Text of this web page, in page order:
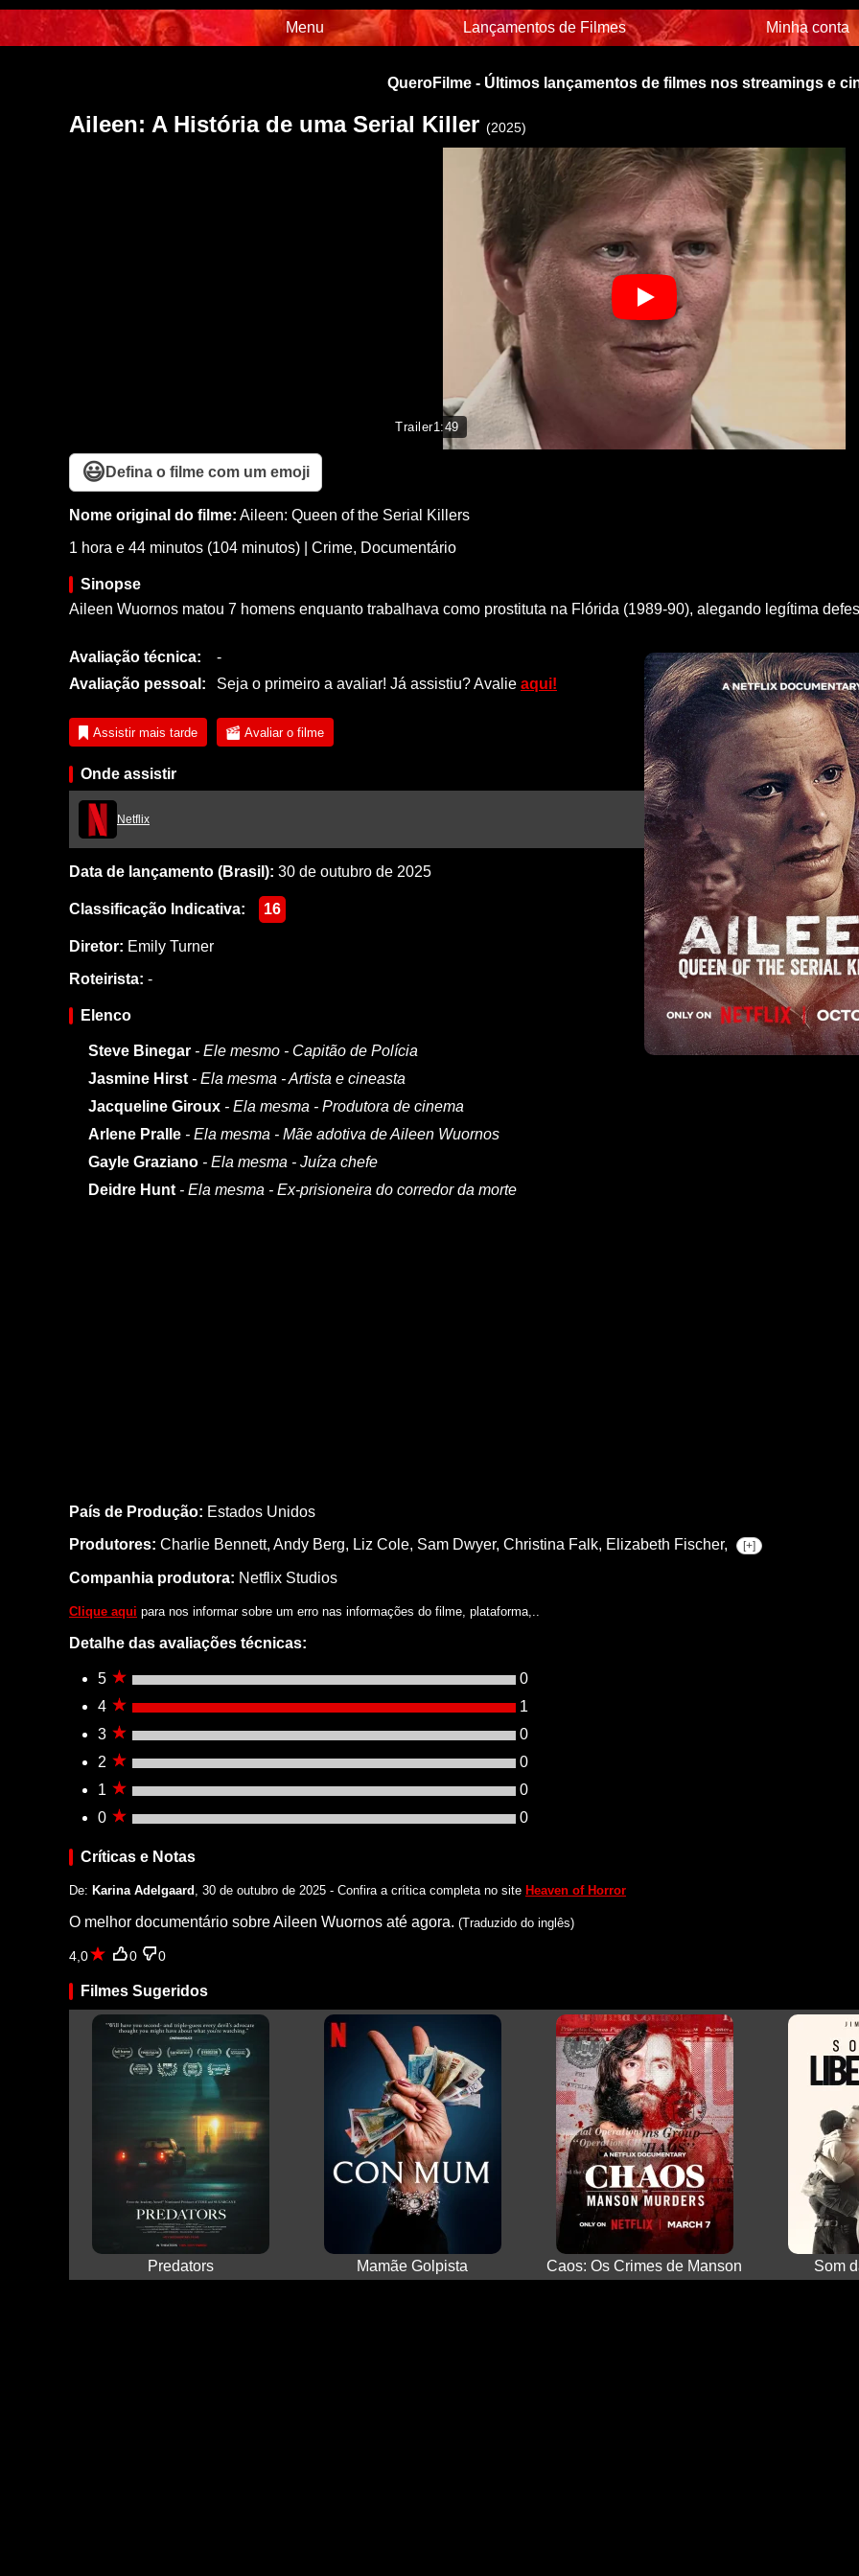
Menu Lançamentos de Filmes Minha conta
QueroFilme - Últimos lançamentos de filmes nos streamings e
Aileen: A História de uma Serial Killer (2025)
Trailer1:49
😃 Defina o filme com um emoji
Nome original do filme: Aileen: Queen of the Serial Killers
1 hora e 44 minutos (104 minutos)
Crime, Documentário
Sinopse
Aileen Wuornos matou 7 homens enquanto trabalhava como prostituta na Flórida (1989-90), alegando legítima
Avaliação técnica:
-
Avaliação pessoal:
Seja o primeiro a avaliar! Já assistiu? Avalie aqui!
Assistir mais tarde Avaliar o filme
Onde assistir
Netflix
Data de lançamento (Brasil): 30 de outubro de 2025
Classificação Indicativa: 16
Diretor: Emily Turner
Roteirista: -
Elenco
Steve Binegar - Ele mesmo - Capitão de Polícia
Jasmine Hirst - Ela mesma - Artista e cineasta
Jacqueline Giroux - Ela mesma - Produtora de cinema
Arlene Pralle - Ela mesma - Mãe adotiva de Aileen Wuornos
Gayle Graziano - Ela mesma - Juíza chefe
Deidre Hunt - Ela mesma - Ex-prisioneira do corredor da morte
País de Produção: Estados Unidos
Produtores: Charlie Bennett, Andy Berg, Liz Cole, Sam Dwyer, Christina Falk, Elizabeth Fischer, [+]
Companhia produtora: Netflix Studios
Clique aqui para nos informar sobre um erro nas informações do filme, plataforma,..
Detalhe das avaliações técnicas:
5
0
4
1
3
0
2
0
1
0
0
0
Críticas e Notas
De: Karina Adelgaard , 30 de outubro de 2025 - Confira a crítica completa no site Heaven of Horror
O melhor documentário sobre Aileen Wuornos até agora. (Traduzido do inglês)
4,0 0 0
Filmes Sugeridos
Predators Mamãe Golpista Caos: Os Crimes de Manson Som